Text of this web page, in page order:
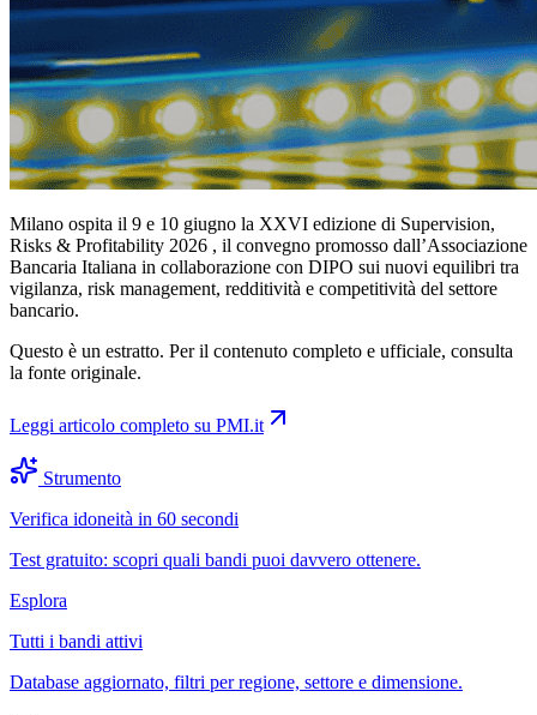
Milano ospita il 9 e 10 giugno la XXVI edizione di Supervision,
Risks & Profitability 2026 , il convegno promosso dall’Associazione
Bancaria Italiana in collaborazione con DIPO sui nuovi equilibri tra
vigilanza, risk management, redditività e competitività del settore
bancario.
Questo è un estratto. Per il contenuto completo e ufficiale, consulta
la fonte originale.
Leggi articolo completo su PMI.it
Strumento
Verifica idoneità in 60 secondi
Test gratuito: scopri quali bandi puoi davvero ottenere.
Esplora
Tutti i bandi attivi
Database aggiornato, filtri per regione, settore e dimensione.